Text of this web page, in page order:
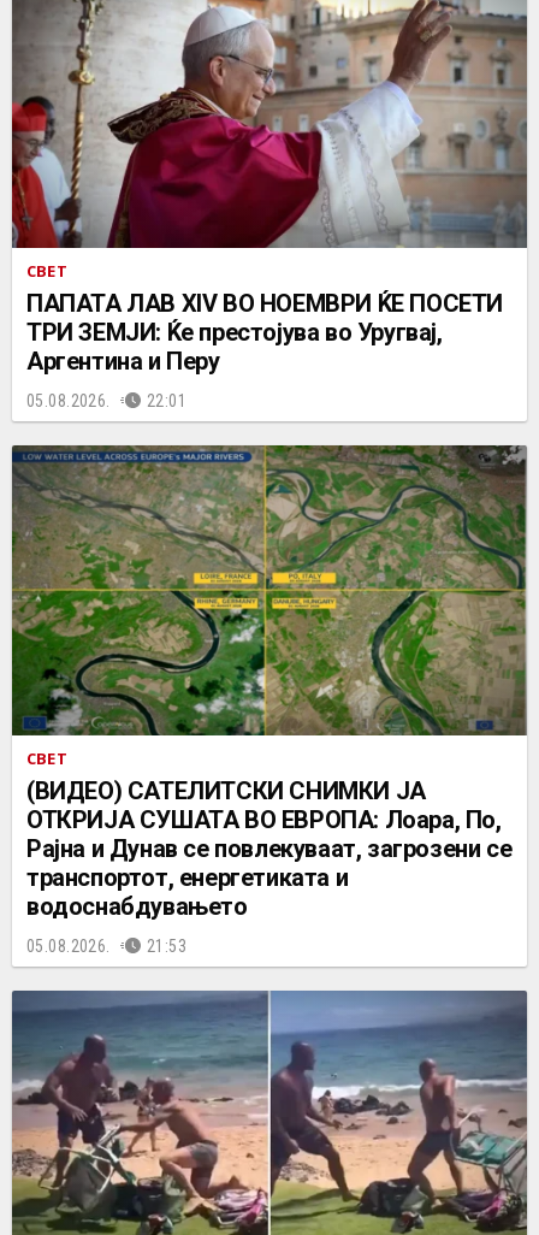
СВЕТ
ПАПАТА ЛАВ XIV ВО НОЕМВРИ ЌЕ ПОСЕТИ
ТРИ ЗЕМЈИ: Ќе престојува во Уругвај,
Аргентина и Перу
05.08.2026. 22:01
СВЕТ
(ВИДЕО) САТЕЛИТСКИ СНИМКИ ЈА
ОТКРИЈА СУШАТА ВО ЕВРОПА: Лоара, По,
Рајна и Дунав се повлекуваат, загрозени се
транспортот, енергетиката и
водоснабдувањето
05.08.2026. 21:53